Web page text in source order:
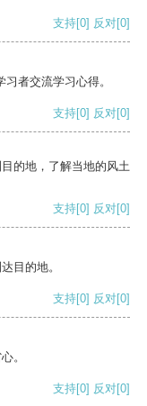
支持[0] 反对[0]
者交流学习心得。
支持[0] 反对[0]
的地，了解当地的风土
支持[0] 反对[0]
目的地。
支持[0] 反对[0]
。
支持[0] 反对[0]